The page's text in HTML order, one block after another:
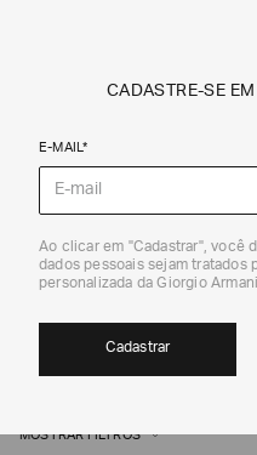
Armani Exchange
NOVIDADES
MOSTRAR FILTROS
CADASTRE-SE
E-MAIL*
Ao clicar em "Cadastrar", você
dados pessoais sejam tratados
personalizada da Giorgio
Cadastrar